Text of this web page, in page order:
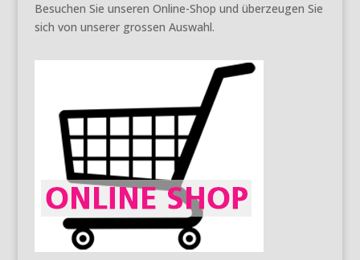
Besuchen Sie unseren Online-Shop und überzeugen Sie
sich von unserer grossen Auswahl.